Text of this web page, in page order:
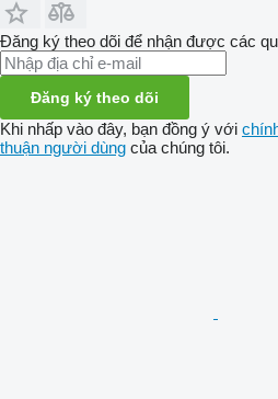
Đăng ký theo dõi để nhận được các
Đăng ký theo dõi
Khi nhấp vào đây, bạn đồng ý với
thuận người dùng của chúng tôi.